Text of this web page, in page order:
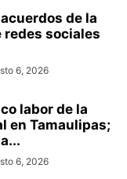
de la
redes sociales
6, 2026
labor de la
en Tamaulipas;
6, 2026